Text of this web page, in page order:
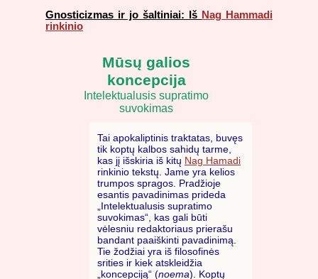
Gnosticizmas ir jo šaltiniai: Iš Nag Hammadi
rinkinio
Mūsų galios
koncepcija
Intelektualusis supratimo
suvokimas
Tai apokaliptinis traktatas, buvęs
tik koptų kalbos sahidų tarme,
kas jį išskiria iš kitų Nag Hamadi
rinkinio tekstų. Jame yra kelios
trumpos spragos. Pradžioje
esantis pavadinimas prideda
„Intelektualusis supratimo
suvokimas“, kas gali būti
vėlesniu redaktoriaus prierašu
bandant paaiškinti pavadinimą.
Tie žodžiai yra iš filosofinės
srities ir kiek atskleidžia
„koncepciją“ (noema). Koptų